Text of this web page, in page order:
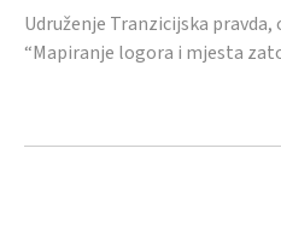
Udruženje Tranzicijska
“Mapiranje logora i mjesta